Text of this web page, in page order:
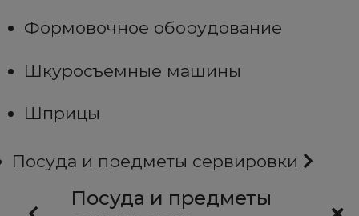
Формовочное оборудование
Шкуросъемные машины
Шприцы
Посуда и предметы сервировки
Посуда и предметы